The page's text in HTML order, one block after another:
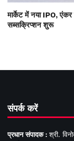
मार्केट में नया IPO,
सब्सक्रिप्शन शुरू
संपर्क करें
प्रधान संपादक : श्री.